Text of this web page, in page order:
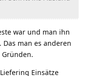
war und man ihn
man es anderen
Einsätze